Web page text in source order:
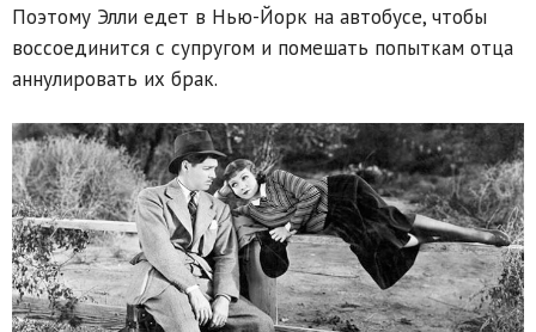
Поэтому Элли едет в Нью-Йорк на автобусе, чтобы
воссоединится с супругом и помешать попыткам отца
аннулировать их брак.